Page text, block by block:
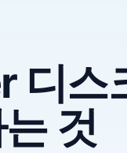
디스
것